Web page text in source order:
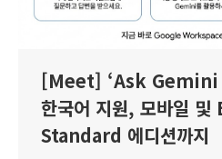
[Meet] ‘Ask Gemini
한국어 지원, 모바일
Standard 에디션까지